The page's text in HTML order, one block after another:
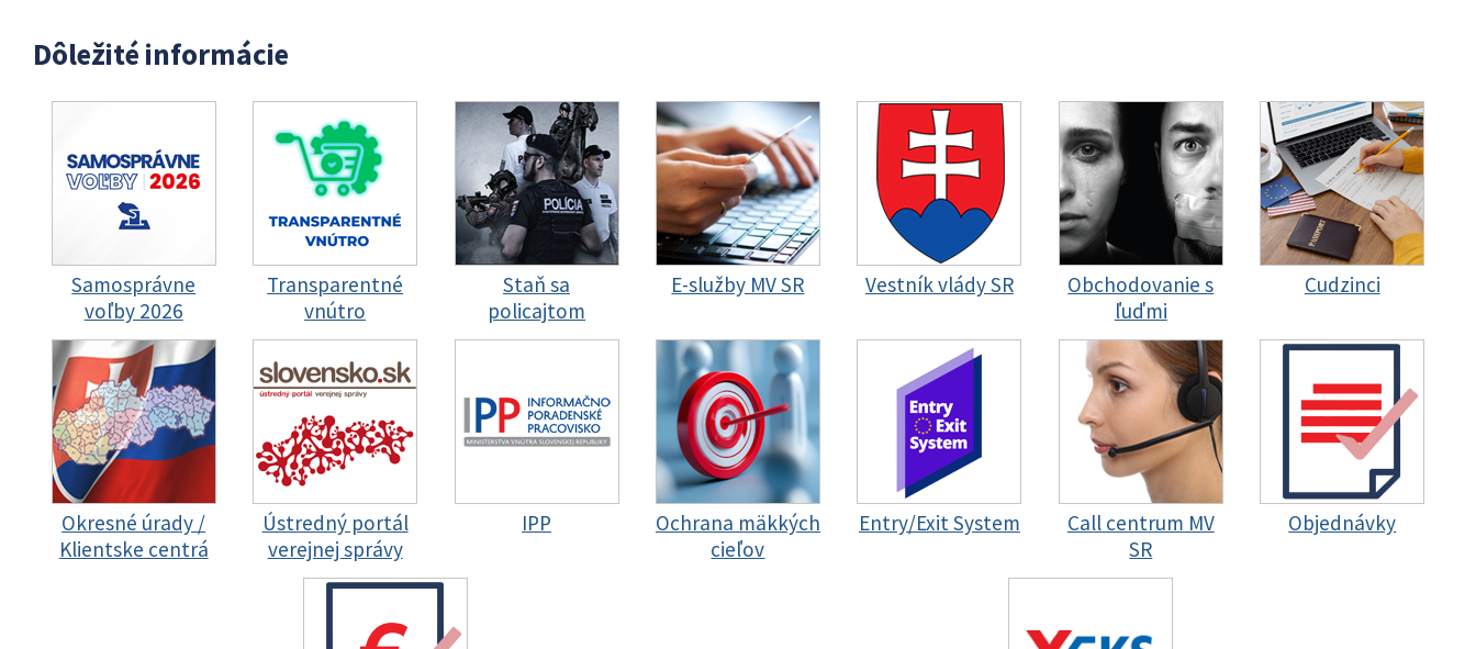
Dôležité informácie
Samosprávne
voľby 2026
Transparentné
vnútro
Staň sa
policajtom
E-služby MV SR Vestník vlády SR
Obchodovanie s
ľuďmi
Cudzinci
Okresné úrady /
Klientske centrá
Ústredný portál
verejnej správy
IPP
Ochrana mäkkých
cieľov
Entry/Exit System
Call centrum MV
SR
Objednávky